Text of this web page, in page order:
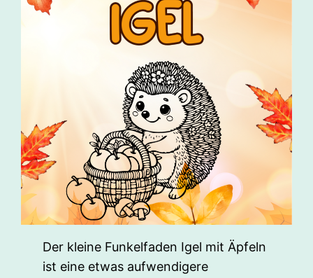
Der kleine Funkelfaden Igel mit Äpfeln
ist eine etwas aufwendigere